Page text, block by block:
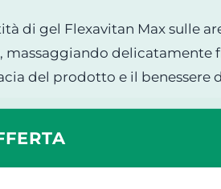
di gel Flexavitan Max sulle
massaggiando delicatamente
del prodotto e il benessere